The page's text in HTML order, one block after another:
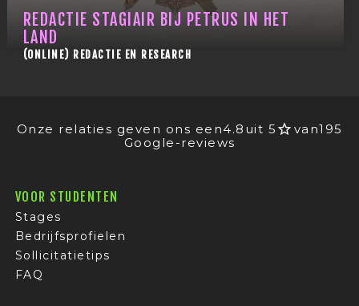
REDACTIE STAGIAIR BIJ PETRUS IN HET
LAND
(ONLINE) REDACTIE EN RESEARCH
Onze relaties geven ons een4.8 uit 5 van195
Google-reviews
VOOR STUDENTEN
Stages
Bedrijfsprofielen
Sollicitatietips
FAQ